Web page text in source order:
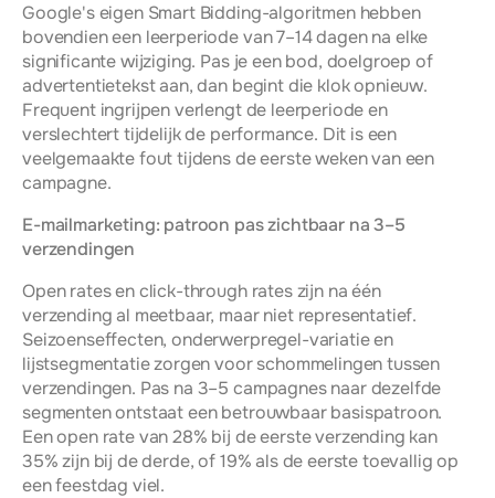
Google's eigen Smart Bidding-algoritmen hebben
bovendien een leerperiode van 7–14 dagen na elke
significante wijziging. Pas je een bod, doelgroep of
advertentietekst aan, dan begint die klok opnieuw.
Frequent ingrijpen verlengt de leerperiode en
verslechtert tijdelijk de performance. Dit is een
veelgemaakte fout tijdens de eerste weken van een
campagne.
E-mailmarketing: patroon pas zichtbaar na 3–5
verzendingen
Open rates en click-through rates zijn na één
verzending al meetbaar, maar niet representatief.
Seizoenseffecten, onderwerpregel-variatie en
lijstsegmentatie zorgen voor schommelingen tussen
verzendingen. Pas na 3–5 campagnes naar dezelfde
segmenten ontstaat een betrouwbaar basispatroon.
Een open rate van 28% bij de eerste verzending kan
35% zijn bij de derde, of 19% als de eerste toevallig op
een feestdag viel.